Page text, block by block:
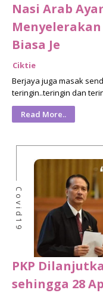
Nasi Arab
Biasa Je
Ciktie
Berjaya juga masak
teringin..teringin dan
Read More..
Covid19
PKP
sehingga 28